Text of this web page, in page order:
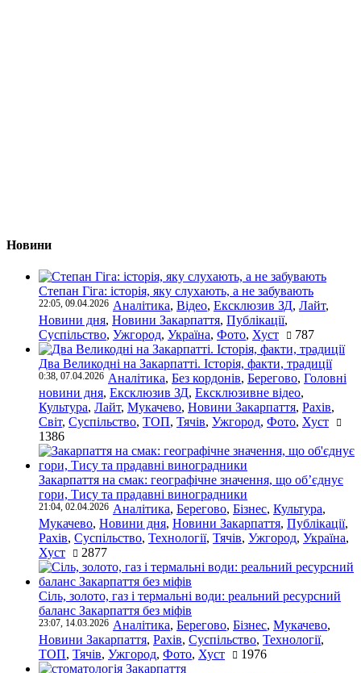
Новини
Степан Гіга: історія, яку слухають, а не забувають
22:05, 09.04.2026 Аналітика, Відео, Ексклюзив ЗД, Лайт,
Новини дня, Новини Закарпаття, Публікації,
Суспільство, Ужгород, Україна, Фото, Хуст 787
Два Великодні на Закарпатті. Історія, факти, традиції
0:38, 07.04.2026 Аналітика, Без кордонів, Берегово, Головні
новини дня, Ексклюзив ЗД, Ексклюзивне відео,
Культура, Лайт, Мукачево, Новини Закарпаття, Рахів,
Світ, Суспільство, ТОП, Тячів, Ужгород, Фото, Хуст
1386
Закарпаття на смак: географічне значення, що об’єднує
гори, Тису та прадавні виноградники
21:04, 02.04.2026 Аналітика, Берегово, Бізнес, Культура,
Мукачево, Новини дня, Новини Закарпаття, Публікації,
Рахів, Суспільство, Технології, Тячів, Ужгород, Україна,
Хуст
2877
Сіль, золото, газ і термальні води: реальний ресурсний
баланс Закарпаття без міфів
23:07, 14.03.2026 Аналітика, Берегово, Бізнес, Мукачево,
Новини Закарпаття, Рахів, Суспільство, Технології,
ТОП, Тячів, Ужгород, Фото, Хуст 1976